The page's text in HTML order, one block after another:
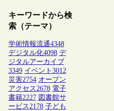
キーワードから検
索（テーマ）
学術情報流通4348
デジタル化4098 デ
ジタルアーカイブ
3349 イベント 3012
災害2754 オープン
アクセス2678 電子
書籍2227 図書館サ
ービス2178 子ども